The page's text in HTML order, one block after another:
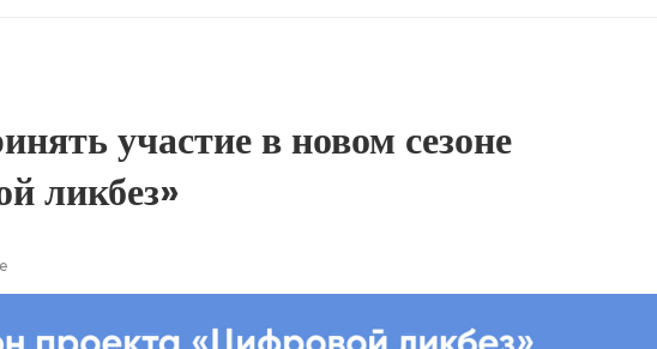
участие в новом сезоне
ликбез»